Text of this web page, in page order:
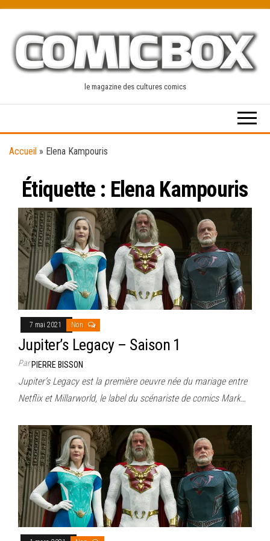
content
le magazine des cultures comics
Accueil » Elena Kampouris
Étiquette : Elena Kampouris
7 mai 2021 Non
Jupiter’s Legacy – Saison 1
ParPIERRE BISSON
Jupiter’s Legacy est la première oeuvre née du mariage entre
Netflix et Millarworld, le label du scénariste de comics Mark…